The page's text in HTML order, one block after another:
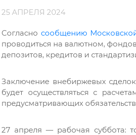
25 АПРЕЛЯ 2024
Согласносообщению
проводиться на валютном,
депозитов, кредитов и
Заключение внебиржевых
будет осуществляться с
предусматривающих
27 апреля — рабочая суббота: